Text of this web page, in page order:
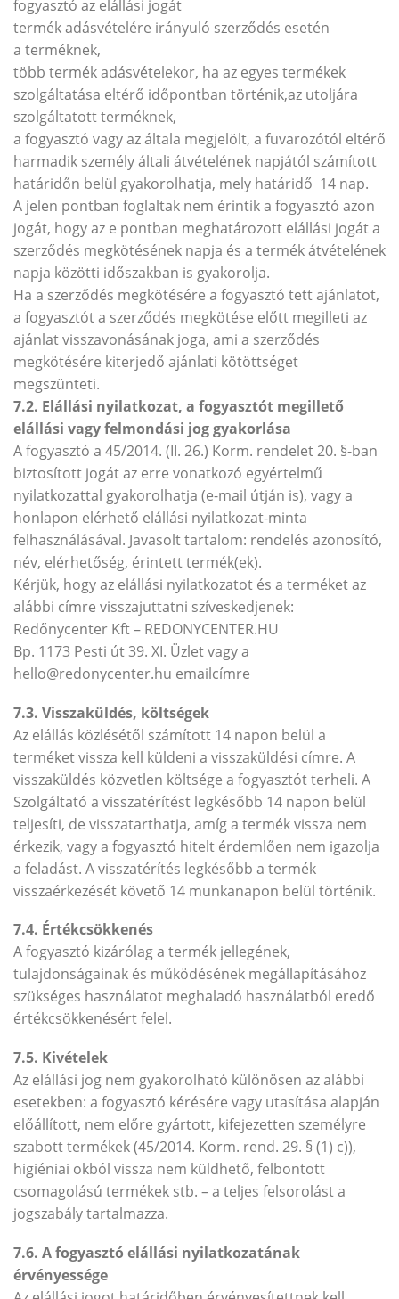
fogyasztó az elállási jogát
termék adásvételére irányuló szerződés esetén
a terméknek,
több termék adásvételekor, ha az egyes termékek
szolgáltatása eltérő időpontban történik,az utoljára
szolgáltatott terméknek,
a fogyasztó vagy az általa megjelölt, a fuvarozótól eltérő
harmadik személy általi átvételének napjától számított
határidőn belül gyakorolhatja, mely határidő 14 nap.
A jelen pontban foglaltak nem érintik a fogyasztó azon
jogát, hogy az e pontban meghatározott elállási jogát a
szerződés megkötésének napja és a termék átvételének
napja közötti időszakban is gyakorolja.
Ha a szerződés megkötésére a fogyasztó tett ajánlatot,
a fogyasztót a szerződés megkötése előtt megilleti az
ajánlat visszavonásának joga, ami a szerződés
megkötésére kiterjedő ajánlati kötöttséget
megszünteti.
7.2. Elállási nyilatkozat, a fogyasztót megillető
elállási vagy felmondási jog gyakorlása
A fogyasztó a 45/2014. (II. 26.) Korm. rendelet 20. §-ban
biztosított jogát az erre vonatkozó egyértelmű
nyilatkozattal gyakorolhatja (e-mail útján is), vagy a
honlapon elérhető elállási nyilatkozat-minta
felhasználásával. Javasolt tartalom: rendelés azonosító,
név, elérhetőség, érintett termék(ek).
Kérjük, hogy az elállási nyilatkozatot és a terméket az
alábbi címre visszajuttatni szíveskedjenek:
Redőnycenter Kft – REDONYCENTER.HU
Bp. 1173 Pesti út 39. XI. Üzlet vagy a
hello@redonycenter.hu emailcímre
7.3. Visszaküldés, költségek
Az elállás közlésétől számított 14 napon belül a
terméket vissza kell küldeni a visszaküldési címre. A
visszaküldés közvetlen költsége a fogyasztót terheli. A
Szolgáltató a visszatérítést legkésőbb 14 napon belül
teljesíti, de visszatarthatja, amíg a termék vissza nem
érkezik, vagy a fogyasztó hitelt érdemlően nem igazolja
a feladást. A visszatérítés legkésőbb a termék
visszaérkezését követő 14 munkanapon belül történik.
7.4. Értékcsökkenés
A fogyasztó kizárólag a termék jellegének,
tulajdonságainak és működésének megállapításához
szükséges használatot meghaladó használatból eredő
értékcsökkenésért felel.
7.5. Kivételek
Az elállási jog nem gyakorolható különösen az alábbi
esetekben: a fogyasztó kérésére vagy utasítása alapján
előállított, nem előre gyártott, kifejezetten személyre
szabott termékek (45/2014. Korm. rend. 29. § (1) c)),
higiéniai okból vissza nem küldhető, felbontott
csomagolású termékek stb. – a teljes felsorolást a
jogszabály tartalmazza.
7.6. A fogyasztó elállási nyilatkozatának
érvényessége